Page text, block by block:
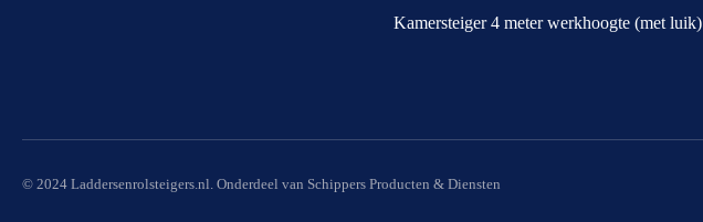
Kamersteiger 4 meter werkhoogte (met luik)
© 2024 Laddersenrolsteigers.nl. Onderdeel van Schippers Producten & Diensten